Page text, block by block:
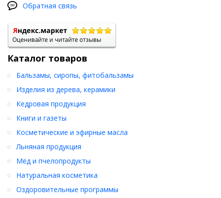
Купить
- космическая единица»
доставкой по всей России !
Обратная связь
Каталог товаров
Бальзамы, сиропы, фитобальзамы
Изделия из дерева, керамики
Кедровая продукция
Книги и газеты
Косметические и эфирные масла
Льняная продукция
Мёд и пчелопродукты
Натуральная косметика
Оздоровительные программы